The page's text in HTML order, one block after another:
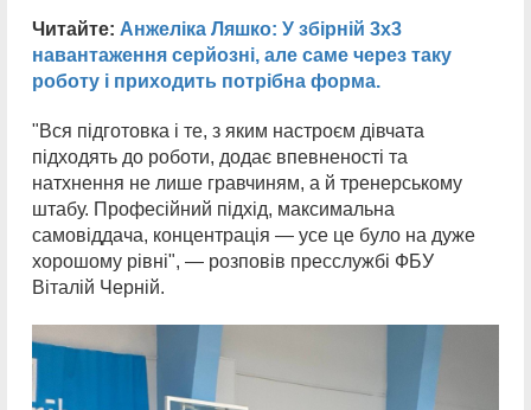
Читайте: Анжеліка Ляшко: У збірній 3х3
навантаження серйозні, але саме через таку
роботу і приходить потрібна форма.
"Вся підготовка і те, з яким настроєм дівчата
підходять до роботи, додає впевненості та
натхнення не лише гравчиням, а й тренерському
штабу. Професійний підхід, максимальна
самовіддача, концентрація — усе це було на дуже
хорошому рівні", — розповів пресслужбі ФБУ
Віталій Черній.